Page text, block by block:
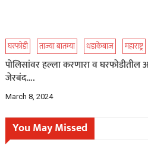
घरफोडी ताज्या बातम्या धडाकेबाज महाराष्ट्र
पोलिसांवर हल्ला करणारा व
जेरबंद….
March 8, 2024
You May Missed